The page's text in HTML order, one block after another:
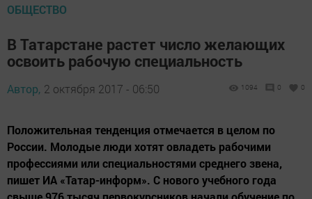
ОБЩЕСТВО
В Татарстане растет число желающих
освоить рабочую специальность
Автор, 2 октября 2017 - 06:50 1094 0 0
Положительная тенденция отмечается в целом по
России. Молодые люди хотят овладеть рабочими
профессиями или специальностями среднего звена,
пишет ИА «Татар-информ». С нового учебного года